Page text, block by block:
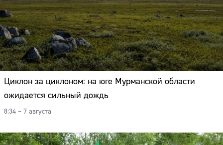
Циклон за циклоном: на юге Мурманской области
ожидается сильный дождь
8:34 – 7 августа